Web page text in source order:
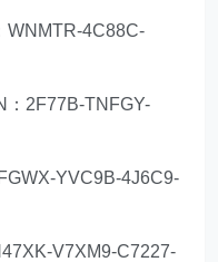
WNMTR-4C88C-
：2F77B-TNFGY-
YVC9B-4J6C9-
V7XM9-C7227-